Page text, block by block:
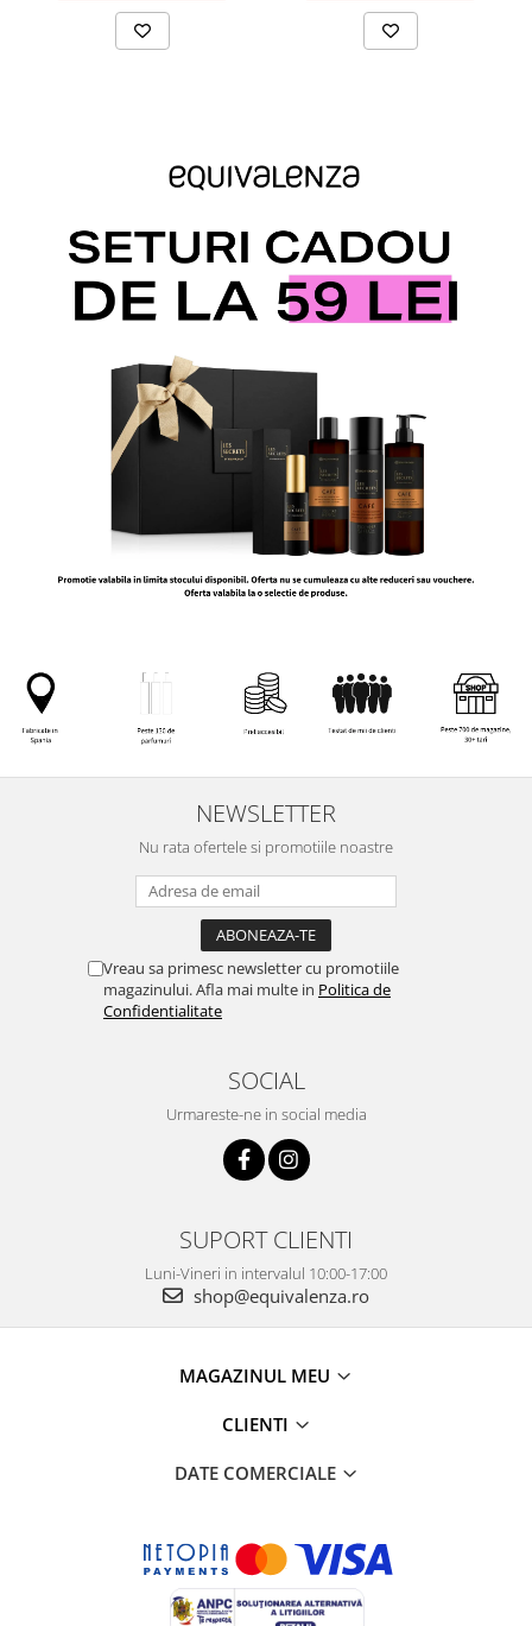
NEWSLETTER
Nu rata ofertele si promotiile noastre
Vreau sa primesc newsletter cu promotiile
magazinului. Afla mai multe in Politica de
Confidentialitate
SOCIAL
Urmareste-ne in social media
SUPORT CLIENTI
Luni-Vineri in intervalul 10:00-17:00
shop@equivalenza.ro
MAGAZINUL MEU
CLIENTI
DATE COMERCIALE